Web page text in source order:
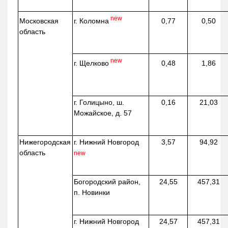
Московская
область
г. Коломна new 0,77 0,50
г. Щелково new 0,48 1,86
г. Голицыно, ш.
Можайское, д. 57
0,16 21,03
Нижегородская
область
г. Нижний Новгород
new
3,57 94,92
Богородский район,
п. Новинки
24,55 457,31
г. Нижний Новгород 24,57 457,31